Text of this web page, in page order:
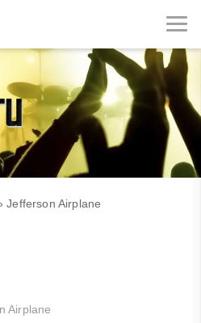
Jefferson Airplane
Airplane